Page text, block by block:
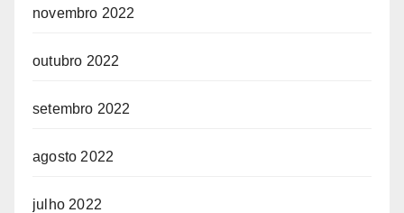
novembro 2022
outubro 2022
setembro 2022
agosto 2022
julho 2022